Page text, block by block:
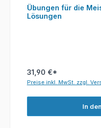
Übungen für die
Lösungen
31,90 €*
Preise inkl. MwSt. zzgl.
In